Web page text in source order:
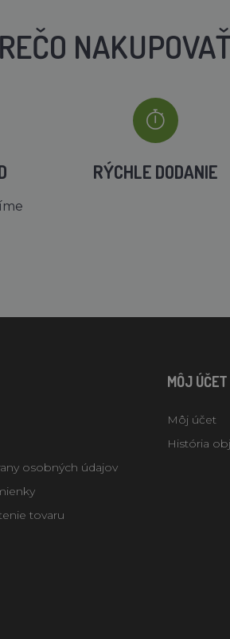
RÝCHLE DODANIE
osobných údajov
tovaru
MÔJ ÚČET
Môj účet
História